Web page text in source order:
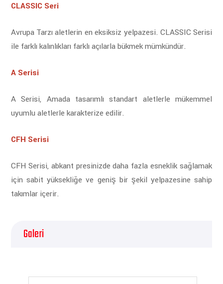
CLASSIC Seri
Avrupa Tarzı aletlerin en eksiksiz yelpazesi. CLASSIC Serisi
ile farklı kalınlıkları farklı açılarla bükmek mümkündür.
A Serisi
A Serisi, Amada tasarımlı standart aletlerle mükemmel
uyumlu aletlerle karakterize edilir.
CFH Serisi
CFH Serisi, abkant presinizde daha fazla esneklik sağlamak
için sabit yüksekliğe ve geniş bir şekil yelpazesine sahip
takımlar içerir.
Galeri